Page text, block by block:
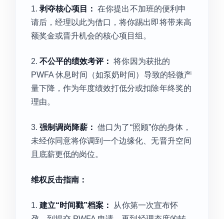
1.剥夺核心项目： 在你提出不加班的便利申
请后，经理以此为借口，将你踢出即将带来高
额奖金或晋升机会的核心项目组。
2.不公平的绩效考评： 将你因为获批的
PWFA 休息时间（如泵奶时间）导致的轻微产
量下降，作为年度绩效打低分或扣除年终奖的
理由。
3.强制调岗降薪： 借口为了“照顾”你的身体，
未经你同意将你调到一个边缘化、无晋升空间
且底薪更低的岗位。
维权反击指南：
1.建立“时间戳”档案：
从你第一次宣布怀